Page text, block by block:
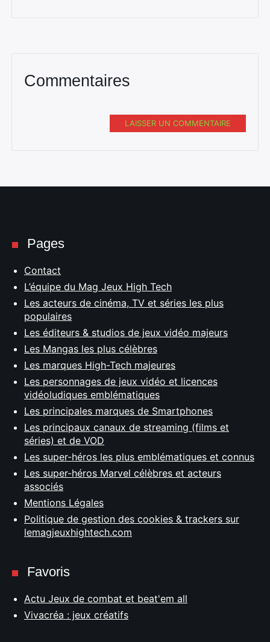
Commentaires
LAISSER UN COMMENTAIRE
Pages
Contact
L’équipe du Mag Jeux High Tech
Les acteurs de cinéma, TV et séries les plus
populaires
Les éditeurs & studios de jeux vidéo majeurs
Les Mangas les plus célèbres
Les marques High-Tech majeures
Les personnages de jeux vidéo et licences
vidéoludiques emblématiques
Les principales marques de Smartphones
Les principaux canaux de streaming (films et
séries) et de VOD
Les super-héros les plus emblématiques et connus
Les super-héros Marvel célèbres et acteurs
associés
Mentions Légales
Politique de gestion des cookies & trackers sur
lemagjeuxhightech.com
Favoris
Actu Jeux de combat et beat'em all
Vivacréa : jeux créatifs